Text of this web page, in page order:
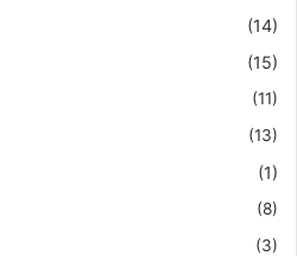
(14)
(15)
(11)
(13)
(1)
(8)
(3)